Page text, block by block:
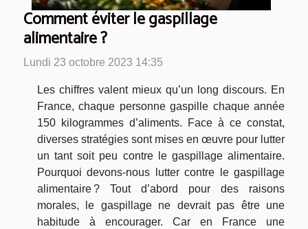
Comment éviter le gaspillage
alimentaire ?
Lundi 23 octobre 2023 14:35
Les chiffres valent mieux qu’un long discours. En
France, chaque personne gaspille chaque année
150 kilogrammes d’aliments. Face à ce constat,
diverses stratégies sont mises en œuvre pour lutter
un tant soit peu contre le gaspillage alimentaire.
Pourquoi devons-nous lutter contre le gaspillage
alimentaire ? Tout d’abord pour des raisons
morales, le gaspillage ne devrait pas être une
habitude à encourager. Car en France une